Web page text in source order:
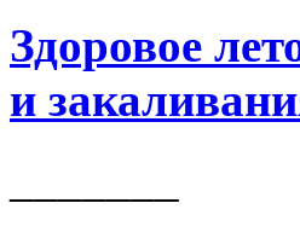
Здоровое
и